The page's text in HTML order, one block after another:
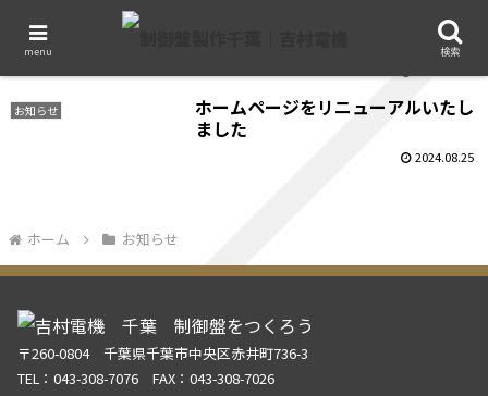
お知らせ
お知らせ
ホームページをリニューアルいたし
ました
2024.08.25
ホーム お知らせ
〒260-0804 千葉県千葉市中央区赤井町736-3
TEL：043-308-7076 FAX：043-308-7026
menu 検索